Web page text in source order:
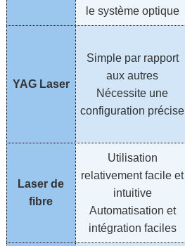
le système optique
YAG Laser
Simple par rapport
aux autres
Nécessite une
configuration précise
Laser de
fibre
Utilisation
relativement facile et
intuitive
Automatisation et
intégration faciles